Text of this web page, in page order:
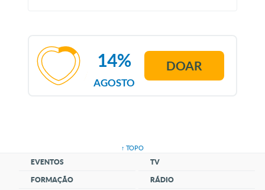
AGOSTO
14% DOAR
↑ TOPO
EVENTOS
FORMAÇÃO
TV
RÁDIO